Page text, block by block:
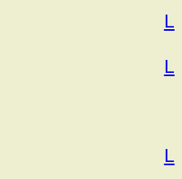
L
L
L